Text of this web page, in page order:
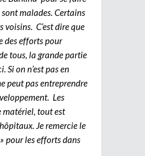
malades. Certains
voisins. C’est dire que
des efforts pour
tous, la grande partie
Si on n’est pas en
peut pas entreprendre
Les
matériel, tout est
Je remercie le
pour les efforts dans